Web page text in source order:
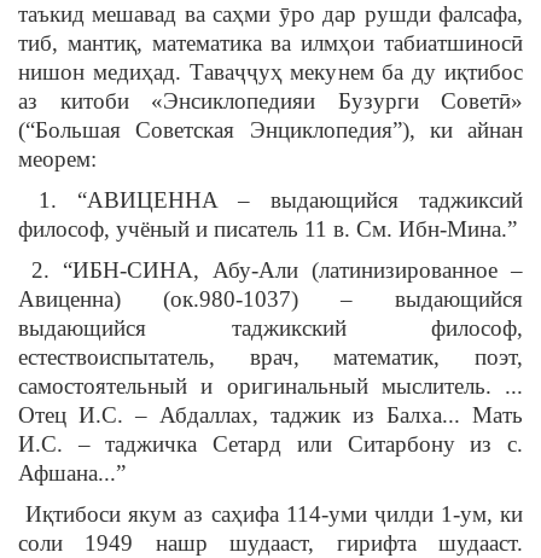
таъкид мешавад ва саҳми ӯро дар рушди фалсафа,
тиб, мантиқ, математика ва илмҳои табиатшиносӣ
нишон медиҳад. Таваҷҷуҳ мекунем ба ду иқтибос
аз китоби «Энсиклопедияи Бузурги Советӣ»
(“Большая Советская Энциклопедия”), ки айнан
меорем:
1. “АВИЦЕННА – выдающийся таджиксий
философ, учёный и писатель 11 в. См. Ибн-Мина.”
2. “ИБН-СИНА, Абу-Али (латинизированное –
Авиценна) (ок.980-1037) – выдающийся
выдающийся таджикский философ,
естествоиспытатель, врач, математик, поэт,
самостоятельный и оригинальный мыслитель. ...
Отец И.С. – Абдаллах, таджик из Балха... Мать
И.С. – таджичка Сетард или Ситарбону из с.
Афшана...”
Иқтибоси якум аз саҳифа 114-уми ҷилди 1-ум, ки
соли 1949 нашр шудааст, гирифта шудааст.